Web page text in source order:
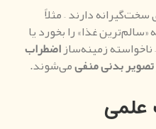
دارند – مثلاً
غذا» را بخورد یا
زمینه‌سازاضطراب
تصویر بدنی منفیمی‌شوند.
علمی